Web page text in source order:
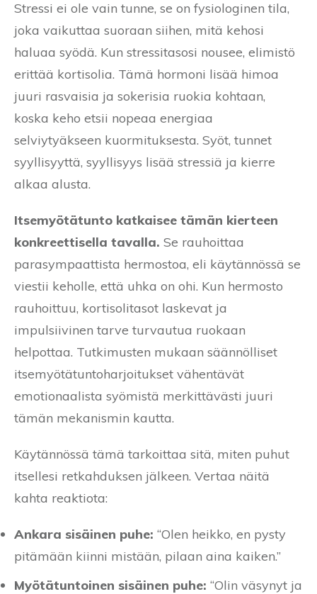
Stressi ei ole vain tunne, se on fysiologinen tila,
joka vaikuttaa suoraan siihen, mitä kehosi
haluaa syödä. Kun stressitasosi nousee, elimistö
erittää kortisolia. Tämä hormoni lisää himoa
juuri rasvaisia ja sokerisia ruokia kohtaan,
koska keho etsii nopeaa energiaa
selviytyäkseen kuormituksesta. Syöt, tunnet
syyllisyyttä, syyllisyys lisää stressiä ja kierre
alkaa alusta.
Itsemyötätunto katkaisee tämän kierteen
konkreettisella tavalla. Se rauhoittaa
parasympaattista hermostoa, eli käytännössä se
viestii keholle, että uhka on ohi. Kun hermosto
rauhoittuu, kortisolitasot laskevat ja
impulsiivinen tarve turvautua ruokaan
helpottaa. Tutkimusten mukaan säännölliset
itsemyötätuntoharjoitukset vähentävät
emotionaalista syömistä merkittävästi juuri
tämän mekanismin kautta.
Käytännössä tämä tarkoittaa sitä, miten puhut
itsellesi retkahduksen jälkeen. Vertaa näitä
kahta reaktiota:
Ankara sisäinen puhe: “Olen heikko, en pysty
pitämään kiinni mistään, pilaan aina kaiken.”
Myötätuntoinen sisäinen puhe: “Olin väsynyt ja